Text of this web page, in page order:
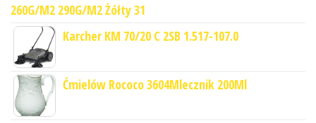
260G/M2 290G/M2 Żółty 31
Karcher KM 70/20 C 2SB 1.517-107.0
Ćmielów Rococo 3604Mlecznik 200Ml